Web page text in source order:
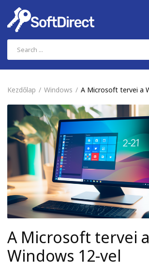
Kezdőlap Windows A Microsoft tervei a
A Microsoft tervei a
Windows 12-vel